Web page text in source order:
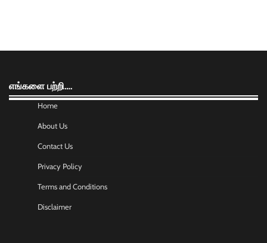
எங்களை பற்றி….
Home
About Us
Contact Us
Privacy Policy
Terms and Conditions
Disclaimer